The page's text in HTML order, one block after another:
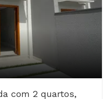
com 2 quartos,